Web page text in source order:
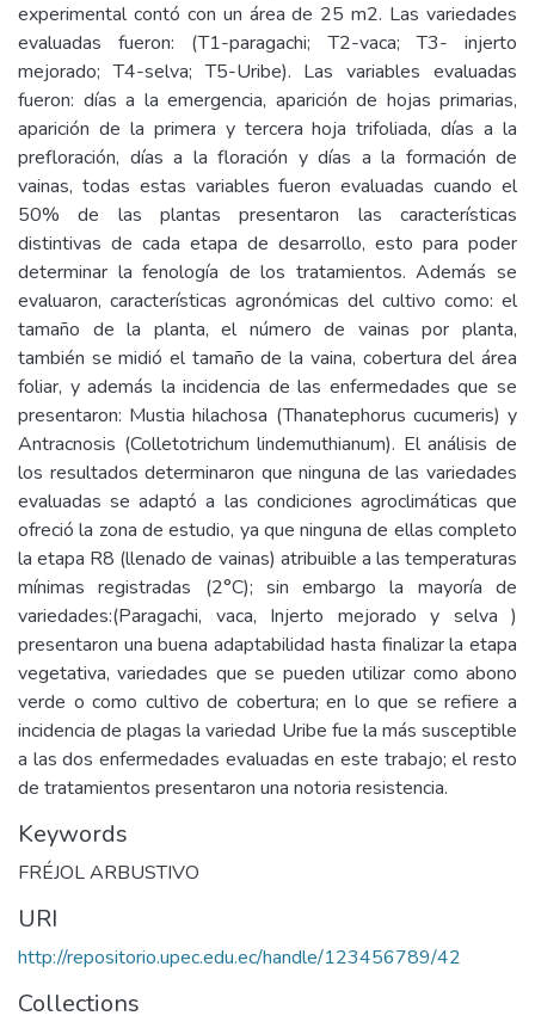
experimental contó con un área de 25 m2. Las variedades
evaluadas fueron: (T1-paragachi; T2-vaca; T3- injerto
mejorado; T4-selva; T5-Uribe). Las variables evaluadas
fueron: días a la emergencia, aparición de hojas primarias,
aparición de la primera y tercera hoja trifoliada, días a la
prefloración, días a la floración y días a la formación de
vainas, todas estas variables fueron evaluadas cuando el
50% de las plantas presentaron las características
distintivas de cada etapa de desarrollo, esto para poder
determinar la fenología de los tratamientos. Además se
evaluaron, características agronómicas del cultivo como: el
tamaño de la planta, el número de vainas por planta,
también se midió el tamaño de la vaina, cobertura del área
foliar, y además la incidencia de las enfermedades que se
presentaron: Mustia hilachosa (Thanatephorus cucumeris) y
Antracnosis (Colletotrichum lindemuthianum). El análisis de
los resultados determinaron que ninguna de las variedades
evaluadas se adaptó a las condiciones agroclimáticas que
ofreció la zona de estudio, ya que ninguna de ellas completo
la etapa R8 (llenado de vainas) atribuible a las temperaturas
mínimas registradas (2°C); sin embargo la mayoría de
variedades:(Paragachi, vaca, Injerto mejorado y selva )
presentaron una buena adaptabilidad hasta finalizar la etapa
vegetativa, variedades que se pueden utilizar como abono
verde o como cultivo de cobertura; en lo que se refiere a
incidencia de plagas la variedad Uribe fue la más susceptible
a las dos enfermedades evaluadas en este trabajo; el resto
de tratamientos presentaron una notoria resistencia.
Keywords
FRÉJOL ARBUSTIVO
URI
http://repositorio.upec.edu.ec/handle/123456789/42
Collections